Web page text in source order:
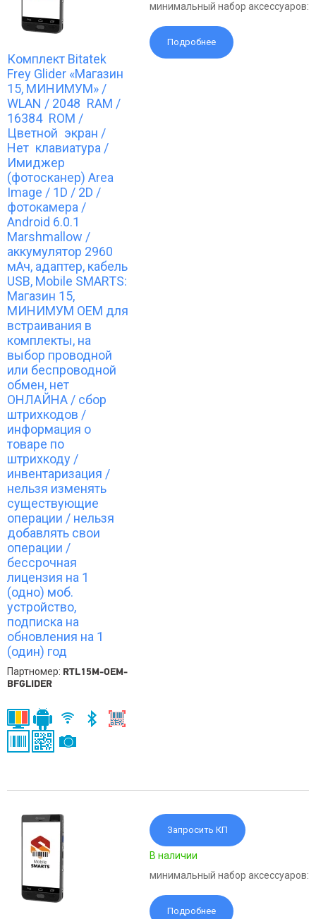
минимальный набор аксессуаров:
Подробнее
Комплект Bitatek
Frey Glider «Магазин
15, МИНИМУМ» /
WLAN / 2048 RAM /
16384 ROM /
Цветной экран /
Нет клавиатура /
Имиджер
(фотосканер) Area
Image / 1D / 2D /
фотокамера /
Android 6.0.1
Marshmallow /
аккумулятор 2960
мАч, адаптер, кабель
USB, Mobile SMARTS:
Магазин 15,
МИНИМУМ OEM для
встраивания в
комплекты, на
выбор проводной
или беспроводной
обмен, нет
ОНЛАЙНА / сбор
штрихкодов /
информация о
товаре по
штрихкоду /
инвентаризация /
нельзя изменять
существующие
операции / нельзя
добавлять свои
операции /
бессрочная
лицензия на 1
(одно) моб.
устройство,
подписка на
обновления на 1
(один) год
Партномер: RTL15M-OEM-
BFGLIDER
Запросить КП
В наличии
минимальный набор аксессуаров:
Подробнее